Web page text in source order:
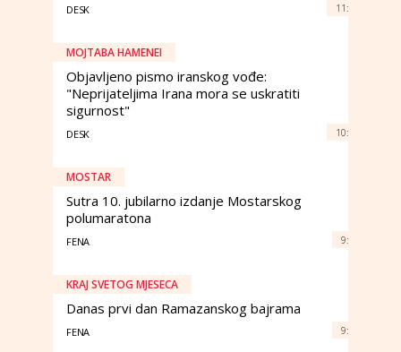
DESK 11:
MOJTABA HAMENEI
Objavljeno pismo iranskog vođe:
"Neprijateljima Irana mora se uskratiti
sigurnost"
DESK 10:
MOSTAR
Sutra 10. jubilarno izdanje Mostarskog
polumaratona
FENA 9:
KRAJ SVETOG MJESECA
Danas prvi dan Ramazanskog bajrama
FENA 9: